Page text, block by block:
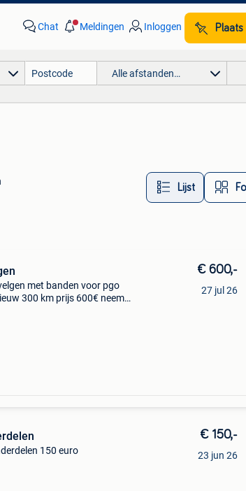
Chat Meldingen Inloggen Plaats
Alle afstanden…
Lijst
met banden voor pgo
300 km prijs 600€ neem
€ 600,-
27 jul 26
150 euro
€ 150,-
23 jun 26